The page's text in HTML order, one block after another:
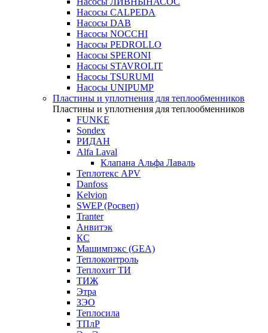
Насосы CALPEDA
Насосы DAB
Насосы NOCCHI
Насосы PEDROLLO
Насосы SPERONI
Насосы STAVROLIT
Насосы TSURUMI
Насосы UNIPUMP
Пластины и уплотнения для теплообменников
Пластины и уплотнения для теплообменников
FUNKE
Sondex
РИДАН
Alfa Laval
Клапана Альфа Лаваль
Теплотекс APV
Danfoss
Kelvion
SWEP (Росвеп)
Tranter
Анвитэк
КС
Машимпэкс (GEA)
Теплоконтроль
Теплохит ТИ
ТИЖ
Этра
ЗЭО
Теплосила
ТПлР